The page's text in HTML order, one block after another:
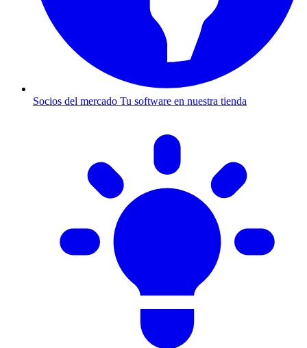
Socios del mercado Tu software en nuestra tienda